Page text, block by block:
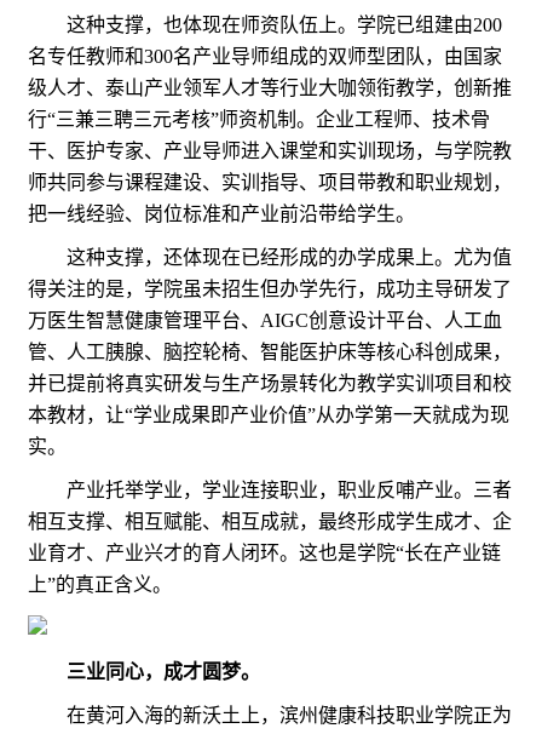
这种支撑，也体现在师资队伍上。学院已组建由200
名专任教师和300名产业导师组成的双师型团队，由国家
级人才、泰山产业领军人才等行业大咖领衔教学，创新推
行“三兼三聘三元考核”师资机制。企业工程师、技术骨
干、医护专家、产业导师进入课堂和实训现场，与学院教
师共同参与课程建设、实训指导、项目带教和职业规划，
把一线经验、岗位标准和产业前沿带给学生。
这种支撑，还体现在已经形成的办学成果上。尤为值
得关注的是，学院虽未招生但办学先行，成功主导研发了
万医生智慧健康管理平台、AIGC创意设计平台、人工血
管、人工胰腺、脑控轮椅、智能医护床等核心科创成果，
并已提前将真实研发与生产场景转化为教学实训项目和校
本教材，让“学业成果即产业价值”从办学第一天就成为现
实。
产业托举学业，学业连接职业，职业反哺产业。三者
相互支撑、相互赋能、相互成就，最终形成学生成才、企
业育才、产业兴才的育人闭环。这也是学院“长在产业链
上”的真正含义。
三业同心，成才圆梦。
在黄河入海的新沃土上，滨州健康科技职业学院正为